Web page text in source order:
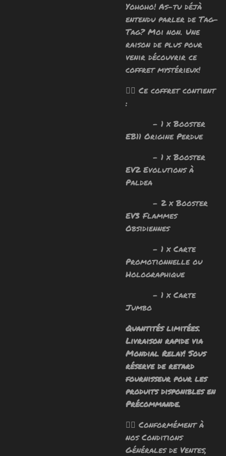
Yohoho! As-tu déjà
entendu parler de Tag-
Tag? Moi non. Une
raison de plus pour
venir découvrir ce
coffret mystérieux!
🧙‍♂️ Ce coffret contient
:
- 1 x Booster
EB11 Origine Perdue
- 1 x Booster
EV2 Evolutions à
Paldea
- 2 x Booster
EV3 Flammes
Obsidiennes
- 1 x Carte
Promotionnelle ou
Holographique
- 1 x Carte
Jumbo
Quantités limitées.
Livraison rapide via
Mondial Relay! Sous
réserve de retard
fournisseur pour les
produits disponibles en
Précommande.
🧙‍♂️ Conformément à
nos Conditions
Générales de Ventes,